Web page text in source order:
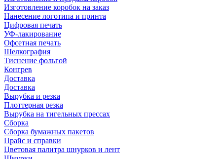
Изготовление коробок на заказ
Нанесение логотипа и принта
Цифровая печать
УФ-лакирование
Офсетная печать
Шелкография
Тиснение фольгой
Конгрев
Доставка
Доставка
Вырубка и резка
Плоттерная резка
Вырубка на тигельных прессах
Сборка
Сборка бумажных пакетов
Прайс и справки
Цветовая палитра шнурков и лент